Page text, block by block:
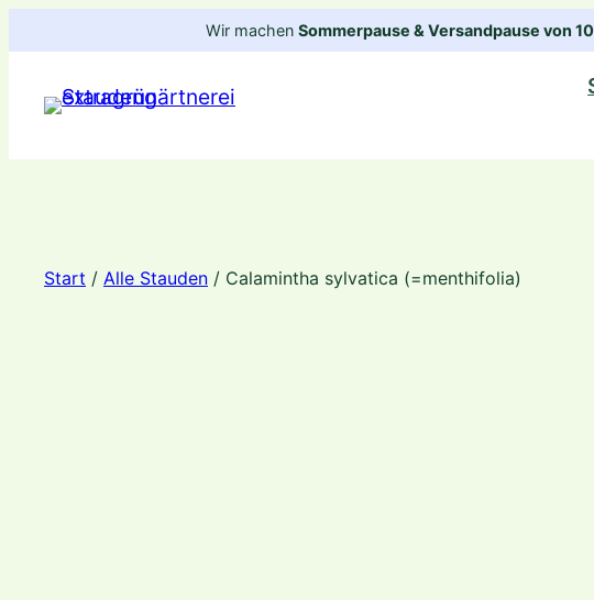
Inhalt
springen
Wir machen Sommerpause & Versandpause von
Start / Alle Stauden / Calamintha sylvatica (=menthifolia)